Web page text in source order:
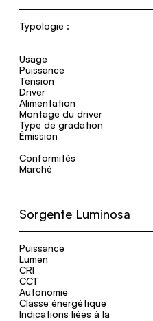
Typologie :
Usage
Puissance
Tension
Driver
Alimentation
Montage du driver
Type de gradation
Émission
Conformités
Marché
Sorgente Luminosa
Puissance
Lumen
CRI
CCT
Autonomie
Classe énergétique
Indications liées à la